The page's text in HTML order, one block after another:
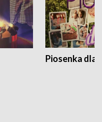
Piosenka dla